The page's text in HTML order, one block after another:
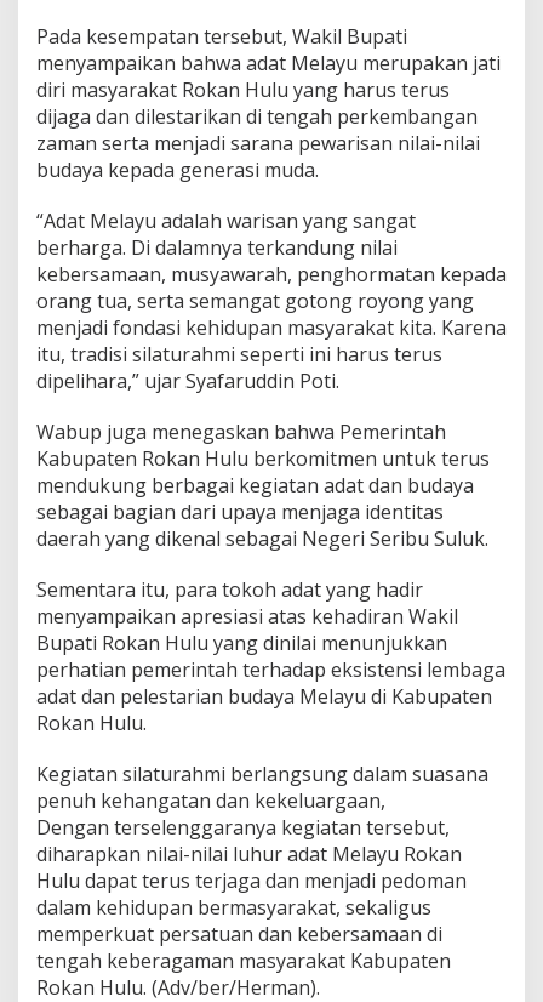
Pada kesempatan tersebut, Wakil Bupati
menyampaikan bahwa adat Melayu merupakan jati
diri masyarakat Rokan Hulu yang harus terus
dijaga dan dilestarikan di tengah perkembangan
zaman serta menjadi sarana pewarisan nilai-nilai
budaya kepada generasi muda.
“Adat Melayu adalah warisan yang sangat
berharga. Di dalamnya terkandung nilai
kebersamaan, musyawarah, penghormatan kepada
orang tua, serta semangat gotong royong yang
menjadi fondasi kehidupan masyarakat kita. Karena
itu, tradisi silaturahmi seperti ini harus terus
dipelihara,” ujar Syafaruddin Poti.
Wabup juga menegaskan bahwa Pemerintah
Kabupaten Rokan Hulu berkomitmen untuk terus
mendukung berbagai kegiatan adat dan budaya
sebagai bagian dari upaya menjaga identitas
daerah yang dikenal sebagai Negeri Seribu Suluk.
Sementara itu, para tokoh adat yang hadir
menyampaikan apresiasi atas kehadiran Wakil
Bupati Rokan Hulu yang dinilai menunjukkan
perhatian pemerintah terhadap eksistensi lembaga
adat dan pelestarian budaya Melayu di Kabupaten
Rokan Hulu.
Kegiatan silaturahmi berlangsung dalam suasana
penuh kehangatan dan kekeluargaan,
Dengan terselenggaranya kegiatan tersebut,
diharapkan nilai-nilai luhur adat Melayu Rokan
Hulu dapat terus terjaga dan menjadi pedoman
dalam kehidupan bermasyarakat, sekaligus
memperkuat persatuan dan kebersamaan di
tengah keberagaman masyarakat Kabupaten
Rokan Hulu. (Adv/ber/Herman).